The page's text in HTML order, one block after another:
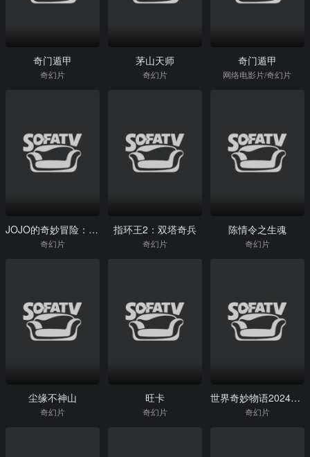
奇门遁甲
奇幻片
茅山天师
奇幻片
奇门遁甲
网络电影片/奇幻片
JOJO的奇妙冒险：不灭钻石第一章
奇幻片
指环王2：双塔奇兵
奇幻片
陈情令之生魂
奇幻片
尘缘不神山
奇幻片
旺卡
奇幻片
世界奇妙物语2024夏季特别篇
奇幻片